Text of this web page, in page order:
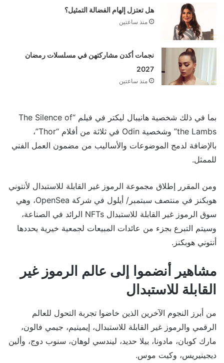
هل تعتزل إلهام الفضالة التمثيل؟
منذ ساعتين
نجمات أكدن مشاركتهن في مسلسلات رمضان
2027
منذ ساعتين
بما في ذلك شخصية هانيبال ليكتر في فيلم “The Silence of
the Lambs” وشخصية Odin في ثلاثة من أفلام “Thor”،
بالإضافة لدمج الموضوعات والأساليب من مضمون العمل الفني
للممثل.
ومن المقرر إطلاق مجموعة الرموز غير القابلة للاستبدال لأنتوني
هوبكنز في منتصف سبتمبر/ أيلول في شركة OpenSea، وهي
سوق الرموز غير القابلة للاستبدال NFTs الرائد في الصناعة،
وسيتم التبرع بجزء من عائدات المبيعات لجمعية خيرية يحددها
أنتوني هوبكنز.
مشاهير أنضموا إلى عالم الرموز غير
القابلة للاستبدال
من أبرز النجوم الآخرين الذين خاضوا تجربة التحول للعالم
الرقمي والرموز غير القابلة للاستبدال، إيمينيم، جيمي فالون،
مارك كوبان، مادونا، بيلا حديد، ليندسي لوهان، سنوب دوج، وألين
ديجينيريس، وكيت موس.